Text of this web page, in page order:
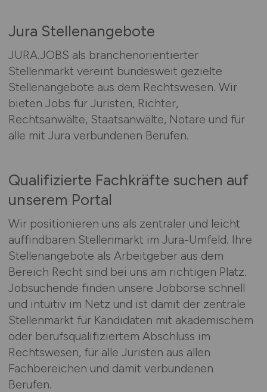
Jura Stellenangebote
JURA.JOBS als branchenorientierter
Stellenmarkt vereint bundesweit gezielte
Stellenangebote aus dem Rechtswesen. Wir
bieten Jobs für Juristen, Richter,
Rechtsanwälte, Staatsanwälte, Notare und für
alle mit Jura verbundenen Berufen.
Qualifizierte Fachkräfte suchen auf
unserem Portal
Wir positionieren uns als zentraler und leicht
auffindbaren Stellenmarkt im Jura-Umfeld. Ihre
Stellenangebote als Arbeitgeber aus dem
Bereich Recht sind bei uns am richtigen Platz.
Jobsuchende finden unsere Jobbörse schnell
und intuitiv im Netz und ist damit der zentrale
Stellenmarkt für Kandidaten mit akademischem
oder berufsqualifiziertem Abschluss im
Rechtswesen, für alle Juristen aus allen
Fachbereichen und damit verbundenen
Berufen.